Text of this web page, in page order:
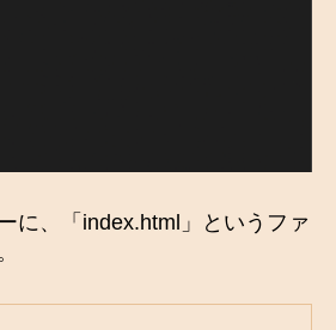
に、「index.html」というファ